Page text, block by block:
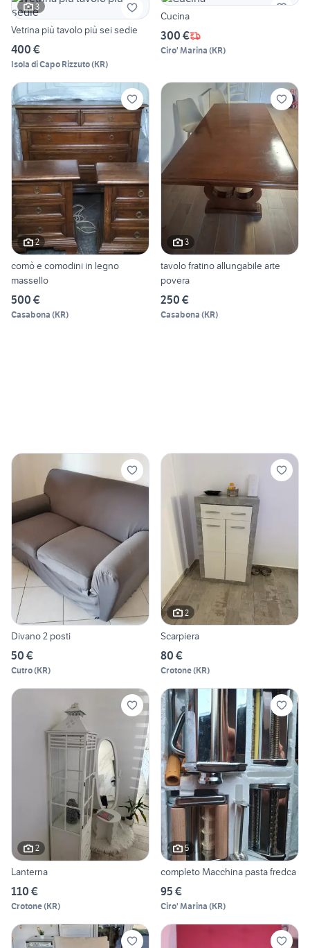
3
Vetrina più tavolo più sei sedie
400 €
Isola di Capo Rizzuto(KR)
Cucina
300 €
Ciro' Marina (KR)
2
comò e comodini in legno
massello
500 €
Casabona (KR)
3
tavolo fratino allungabile arte
povera
250 €
Casabona (KR)
Divano 2 posti
50 €
Cutro(KR)
2
Scarpiera
80 €
Crotone(KR)
2
Lanterna
110 €
Crotone(KR)
5
completo Macchina pasta fredca
95 €
Ciro' Marina (KR)